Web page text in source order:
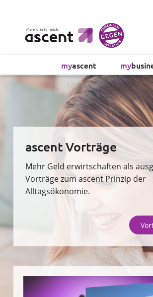
myascent my
Alltagsökonomie
Investment
Absicherung
Finanzvorsorge
Vollmachtsplanung
Sachversicherung
Unternehmen
SparpotenzialCheck
ascent Vorträge
Mehr Geld erwirtschaften als
Vorträge zum ascent Prinzip der
Alltagsökonomie.